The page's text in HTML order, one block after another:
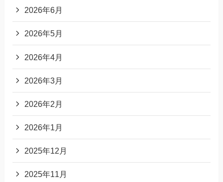
2026年6月
2026年5月
2026年4月
2026年3月
2026年2月
2026年1月
2025年12月
2025年11月